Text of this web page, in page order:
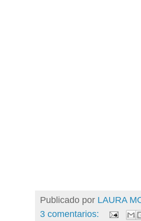
Publicado por LAURA
3 comentarios: